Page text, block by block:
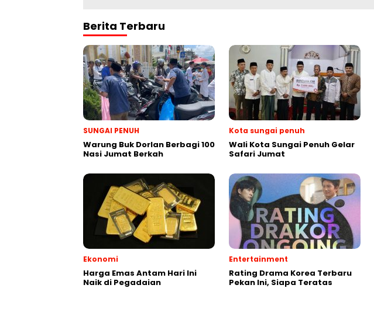
Berita Terbaru
SUNGAI PENUH
Warung Buk Dorlan Berbagi 100
Nasi Jumat Berkah
Kota sungai penuh
Wali Kota Sungai Penuh Gelar
Safari Jumat
Ekonomi
Harga Emas Antam Hari Ini
Naik di Pegadaian
Entertainment
Rating Drama Korea Terbaru
Pekan Ini, Siapa Teratas